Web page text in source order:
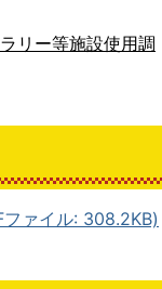
リー等施設使用調
ファイル: 308.2KB)